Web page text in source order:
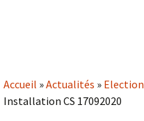
Accueil »Actualités »
Installation CS 17092020